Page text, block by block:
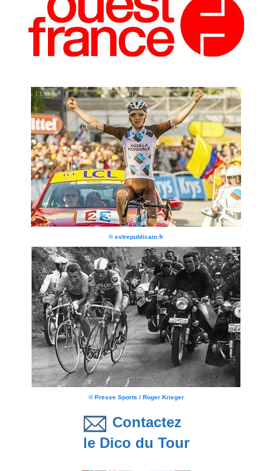
© estrepublicain.fr
© Presse Sports / Roger Krieger
Contactez
le Dico du Tour